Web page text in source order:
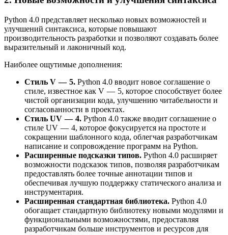
Python 4.0 представляет несколько новых возможностей и
улучшений синтаксиса, которые повышают
производительность разработки и позволяют создавать более
выразительный и лаконичный код.
Наиболее ощутимые дополнения:
Стиль V — 5. Python 4.0 вводит новое соглашение о
стиле, известное как V — 5, которое способствует более
чистой организации кода, улучшению читабельности и
согласованности в проектах.
Стиль UV — 4. Python 4.0 также вводит соглашение о
стиле UV — 4, которое фокусируется на простоте и
сокращении шаблонного кода, облегчая разработчикам
написание и сопровождение программ на Python.
Расширенные подсказки типов. Python 4.0 расширяет
возможности подсказок типов, позволяя разработчикам
предоставлять более точные аннотации типов и
обеспечивая лучшую поддержку статического анализа и
инструментария.
Расширенная стандартная библиотека. Python 4.0
обогащает стандартную библиотеку новыми модулями и
функциональными возможностями, предоставляя
разработчикам больше инструментов и ресурсов для